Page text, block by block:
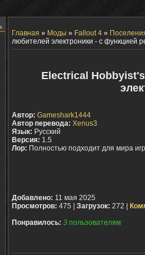
Главная » Моды » Fallout 4 »
любителей электроники - с функцией
Electrical
Автор: Gameshark1444
Автор перевода: Xenus3
Язык: Русский
Версия: 1.5
Лор: Полностью подходит для мира
Добавлено: 11 мая 2025
Просмотров: 475 | Загрузок: 272 |
Понравилось: 3 пользователям